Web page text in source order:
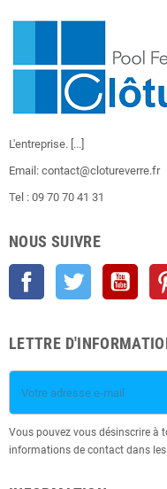
L'entreprise. [...]
Email: contact@clotureverre.fr
Tel : 09 70 70 41 31
NOUS SUIVRE
Facebook Twitter
LETTRE
Vous pouvez vous désinscrire à
informations de contact dans